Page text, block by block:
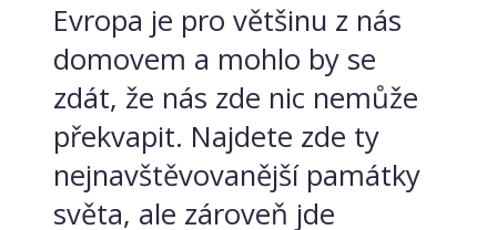
Evropa je pro většinu z nás
domovem a mohlo by se
zdát, že nás zde nic nemůže
překvapit. Najdete zde ty
nejnavštěvovanější památky
světa, ale zároveň jde